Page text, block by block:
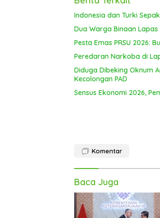
Indonesia dan Turki
Dua Warga Binaan
Pesta Emas PRSU 2026:
Peredaran Narkoba di
Diduga Dibeking Oknum
Kecolongan PAD
Sensus Ekonomi 2026,
Komentar
Baca Juga